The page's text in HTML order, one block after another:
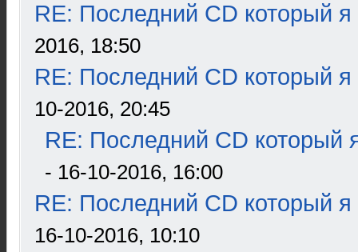
RE: Последний CD который я
2016, 18:50
RE: Последний CD который я
10-2016, 20:45
RE: Последний CD который
- 16-10-2016, 16:00
RE: Последний CD который я
16-10-2016, 10:10